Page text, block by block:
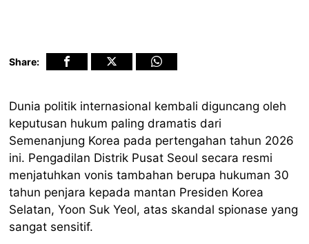
Share:
Dunia politik internasional kembali diguncang oleh
keputusan hukum paling dramatis dari
Semenanjung Korea pada pertengahan tahun 2026
ini. Pengadilan Distrik Pusat Seoul secara resmi
menjatuhkan vonis tambahan berupa hukuman 30
tahun penjara kepada mantan Presiden Korea
Selatan, Yoon Suk Yeol, atas skandal spionase yang
sangat sensitif.